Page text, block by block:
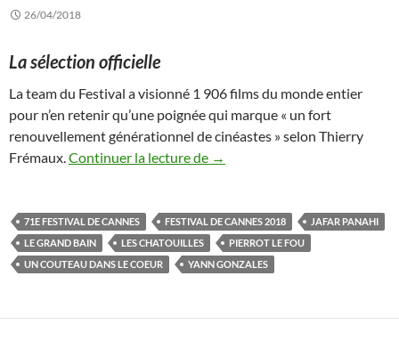
26/04/2018
La sélection officielle
La team du Festival a visionné 1 906 films du monde entier
pour n’en retenir qu’une poignée qui marque « un fort
renouvellement générationnel de cinéastes » selon Thierry
Frémaux.Continuer la lecture de Festival de Cannes 2018 : la
→
71E FESTIVAL DE CANNES FESTIVAL DE CANNES 2018
JAFAR PANAHI
LE GRAND BAIN
LES CHATOUILLES
PIERROT LE FOU
UN COUTEAU DANS LE COEUR
YANN GONZALES